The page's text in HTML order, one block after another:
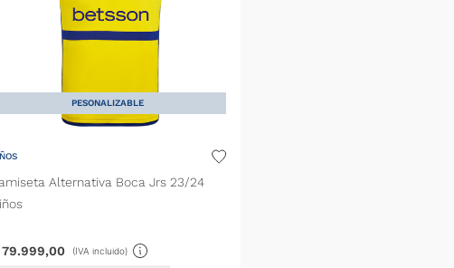
PESONALIZABLE
Alternativa Boca Jrs 23/24
79.999,00 (IVA incluido)